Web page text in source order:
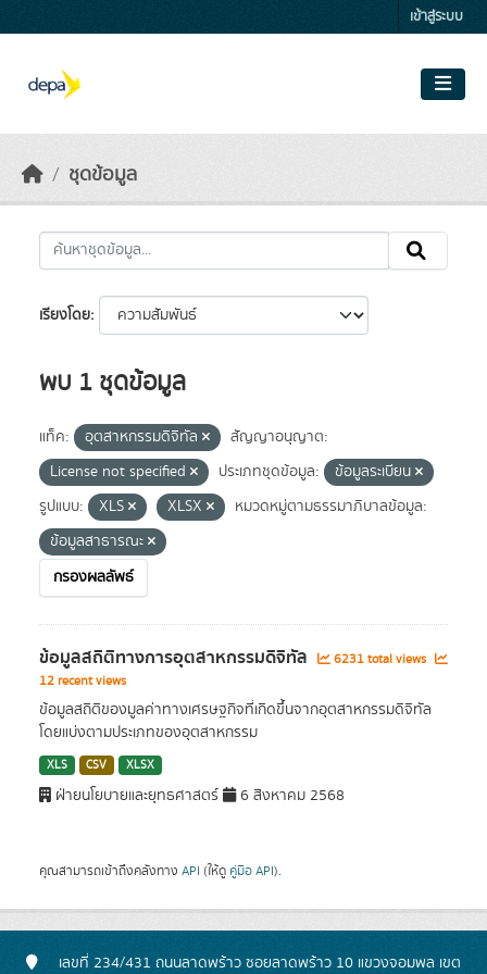
เข้าสู่ระบบ
ชุดข้อมูล
เรียงโดย
พบ 1 ชุดข้อมูล
แท็ค: อุตสาหกรรมดิจิทัล
สัญญาอนุญาต:
License not specified
ประเภทชุดข้อมูล:
ข้อมูลระเบียน
รูปแบบ:
XLS XLSX
หมวดหมู่ตามธรรมาภิบาลข้อมูล:
ข้อมูลสาธารณะ
กรองผลลัพธ์
ข้อมูลสถิติทางการอุตสาหกรรมดิจิทัล
6231 total views
12 recent views
ข้อมูลสถิติของมูลค่าทางเศรษฐกิจที่เกิดขึ้นจากอุตสาหกรรมดิจิทัล
โดยแบ่งตามประเภทของอุตสาหกรรม
XLS CSV XLSX
ฝ่ายนโยบายและยุทธศาสตร์ 6 สิงหาคม 2568
คุณสามารถเข้าถึงคลังทาง API (ให้ดู คู่มือ API).
เลขที่ 234/431 ถนนลาดพร้าว ซอยลาดพร้าว 10 แขวงจอมพล เขต